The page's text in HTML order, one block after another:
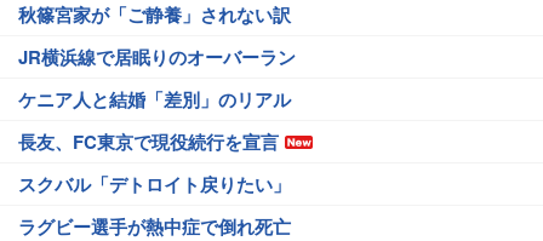
秋篠宮家が「ご静養」されない訳
JR横浜線で居眠りのオーバーラン
ケニア人と結婚「差別」のリアル
長友、FC東京で現役続行を宣言
スクバル「デトロイト戻りたい」
ラグビー選手が熱中症で倒れ死亡